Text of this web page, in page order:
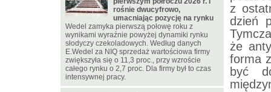
z
dzień
że
forma
być
rośnie dwucyfrowo,
umacniając pozycję na rynku
Wedel zamyka pierwszą połowę roku z
wynikami wyraźnie powyżej dynamiki rynku
słodyczy czekoladowych. Według danych
E.Wedel za NIQ sprzedaż wartościowa firmy
zwiększyła się o 11,3 proc., przy wzroście
całego rynku o 2,7 proc. Dla firmy był to czas
intensywnej pracy.